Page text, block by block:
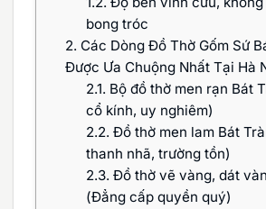
bong tróc
2. Các Dòng Đồ Thờ Gốm Sứ
Được Ưa Chuộng Nhất Tại Hà
2.1. Bộ đồ thờ men rạn Bát
cổ kính, uy nghiêm)
2.2. Đồ thờ men lam Bát
thanh nhã, trường tồn)
2.3. Đồ thờ vẽ vàng, dát
(Đẳng cấp quyền quý)